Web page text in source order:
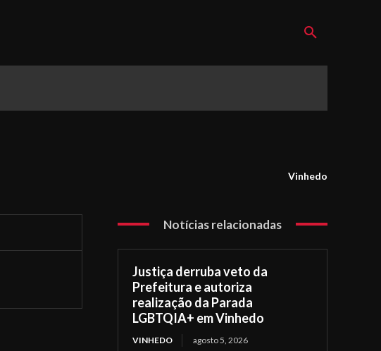
Vinhedo
Notícias relacionadas
Justiça derruba veto da
Prefeitura e autoriza
realização da Parada
LGBTQIA+ em Vinhedo
VINHEDO agosto 5, 2026